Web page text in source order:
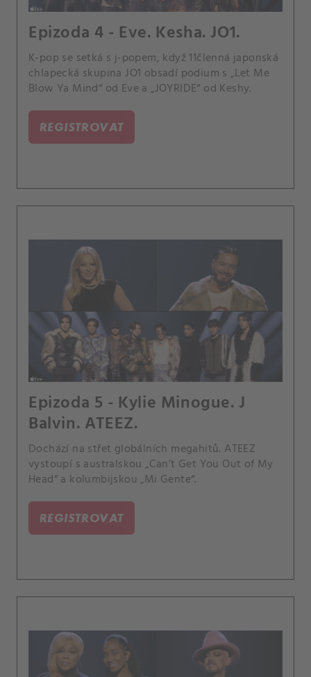
Epizoda 4 - Eve. Kesha. JO1.
K-pop se setká s j-popem, když 11členná japonská
chlapecká skupina JO1 obsadí podium s „Let Me
Blow Ya Mind“ od Eve a „JOYRIDE“ od Keshy.
REGISTROVAT
Epizoda 5 - Kylie Minogue. J
Balvin. ATEEZ.
Dochází na střet globálních megahitů. ATEEZ
vystoupí s australskou „Can’t Get You Out of My
Head“ a kolumbijskou „Mi Gente“.
REGISTROVAT